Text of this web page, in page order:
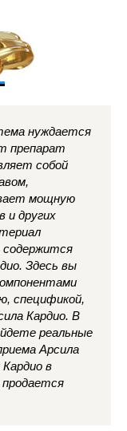
нуждается
препарат
собой
мощную
и других
содержится
Здесь вы
спецификой,
Кардио. В
реальные
Арсила
в